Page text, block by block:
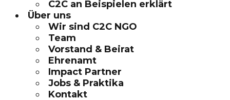
C2C an Beispielen erklärt
Über uns
Wir sind C2C NGO
Team
Vorstand & Beirat
Ehrenamt
Impact Partner
Jobs & Praktika
Kontakt